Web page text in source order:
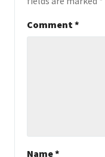
Comment*
Name*